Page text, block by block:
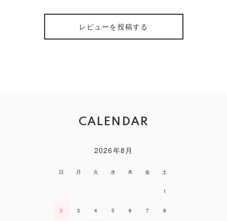
レビューを投稿する
CALENDAR
2026年8月
日 月 火 水 木 金 土
1
2 3 4 5 6 7 8